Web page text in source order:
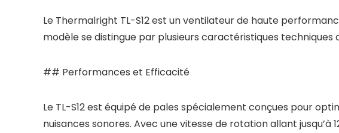
Le Thermalright TL-S12 est un ventilateur de haute
modèle se distingue par plusieurs caractéristiques techniques
## Performances et Efficacité
Le TL-S12 est équipé de pales spécialement conçues pour
nuisances sonores. Avec une vitesse de rotation allant